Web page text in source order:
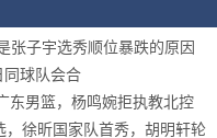
张子宇选秀顺位暴跌的原因
球队会合
东男篮，杨鸣婉拒执教北控
徐昕国家队首秀，胡明轩轮